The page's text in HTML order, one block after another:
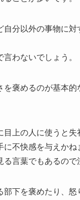
分以外の事物に対
わないでしょう。
褒めるのが基本的
上の人に使うと失
不快感を与えかね
言葉でもあるので
下を褒めたり、